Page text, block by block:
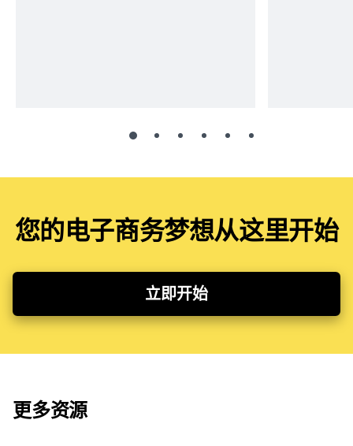
您的电子商务梦想从这里开始
立即开始
更多资源